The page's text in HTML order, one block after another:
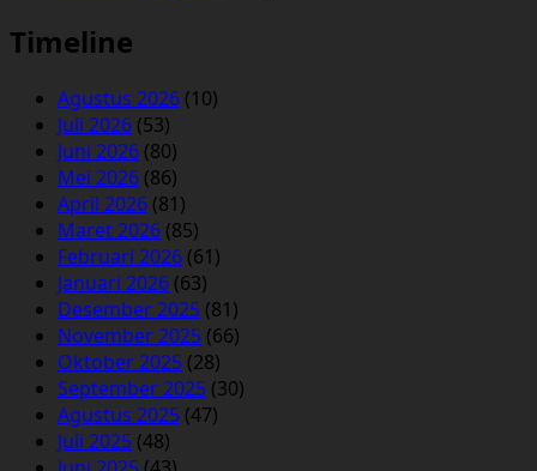
Timeline
Agustus 2026 (10)
Juli 2026 (53)
Juni 2026 (80)
Mei 2026 (86)
April 2026 (81)
Maret 2026 (85)
Februari 2026 (61)
Januari 2026 (63)
Desember 2025 (81)
November 2025 (66)
Oktober 2025 (28)
September 2025 (30)
Agustus 2025 (47)
Juli 2025 (48)